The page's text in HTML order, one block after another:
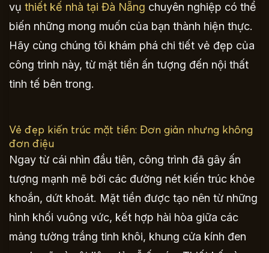
vụ thiết kế nhà tại Đà Nẵng chuyên nghiệp có thể
biến những mong muốn của bạn thành hiện thực.
Hãy cùng chúng tôi khám phá chi tiết vẻ đẹp của
công trình này, từ mặt tiền ấn tượng đến nội thất
tinh tế bên trong.
Vẻ đẹp kiến trúc mặt tiền: Đơn giản nhưng không
đơn điệu
Ngay từ cái nhìn đầu tiên, công trình đã gây ấn
tượng mạnh mẽ bởi các đường nét kiến trúc khỏe
khoắn, dứt khoát. Mặt tiền được tạo nên từ những
hình khối vuông vức, kết hợp hài hòa giữa các
mảng tường trắng tinh khôi, khung cửa kính đen